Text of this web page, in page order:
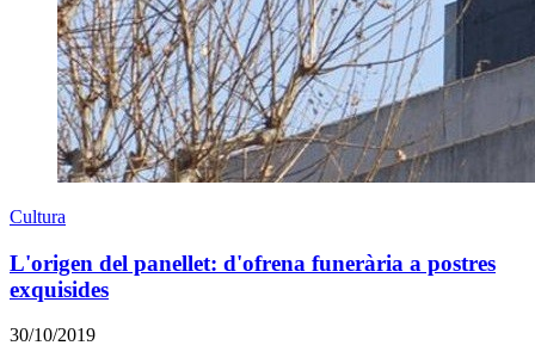
Cultura
L'origen del panellet: d'ofrena funerària a postres
exquisides
30/10/2019